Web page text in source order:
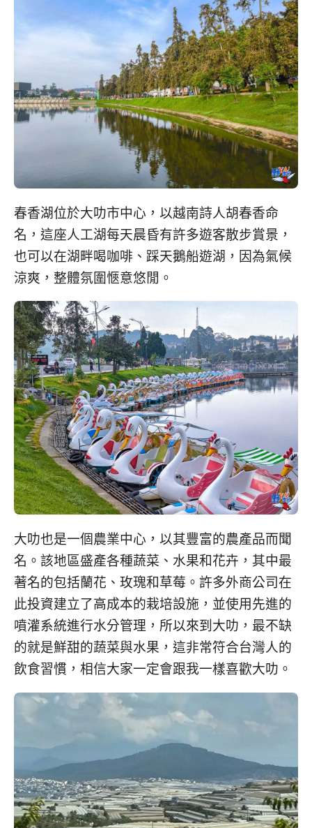
春香湖位於大叻市中心，以越南詩人胡春香命
名，這座人工湖每天晨昏有許多遊客散步賞景，
也可以在湖畔喝咖啡、踩天鵝船遊湖，因為氣候
涼爽，整體氛圍愜意悠閒。
大叻也是一個農業中心，以其豐富的農產品而聞
名。該地區盛產各種蔬菜、水果和花卉，其中最
著名的包括蘭花、玫瑰和草莓。許多外商公司在
此投資建立了高成本的栽培設施，並使用先進的
噴灌系統進行水分管理，所以來到大叻，最不缺
的就是鮮甜的蔬菜與水果，這非常符合台灣人的
飲食習慣，相信大家一定會跟我一樣喜歡大叻。